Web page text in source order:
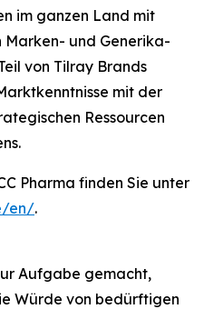
im ganzen Land mit
Marken- und Generika-
von Tilray Brands
mit der
Ressourcen
Pharma finden Sie unter
en/.
Aufgabe gemacht,
Würde von bedürftigen